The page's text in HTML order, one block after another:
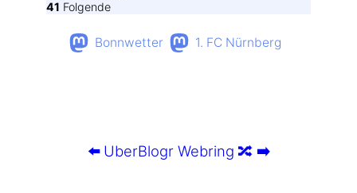
41 Folgende
Bonnwetter 1. FC Nürnberg
⬅️ UberBlogr Webring 🔀 ➡️